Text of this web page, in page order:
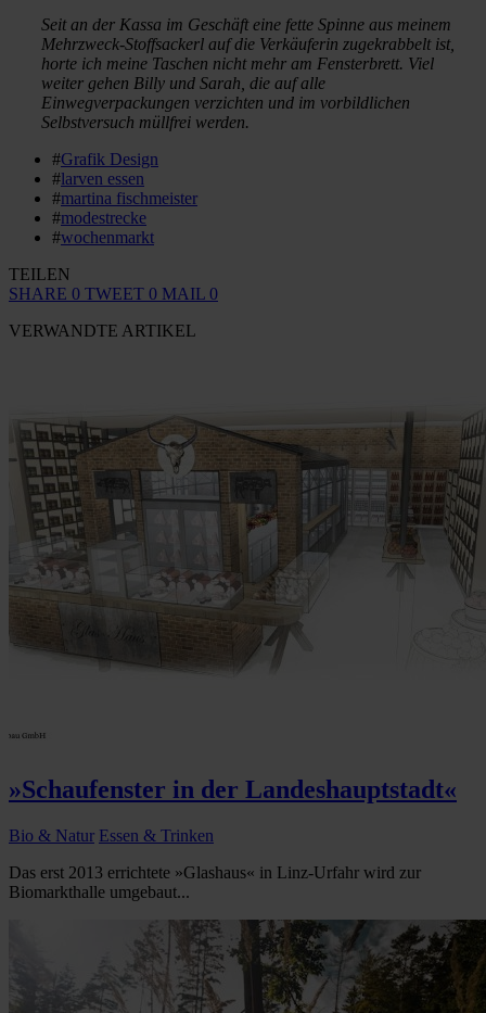
Seit an der Kassa im Geschäft eine fette Spinne aus meinem
Mehrzweck-Stoffsackerl auf die Verkäuferin zugekrabbelt ist,
horte ich meine Taschen nicht mehr am Fensterbrett. Viel
weiter gehen Billy und Sarah, die auf alle
Einwegverpackungen verzichten und im vorbildlichen
Selbstversuch müllfrei werden.
#Grafik Design
#larven essen
#martina fischmeister
#modestrecke
#wochenmarkt
TEILEN
SHARE 0 TWEET 0 MAIL 0
VERWANDTE ARTIKEL
»Schaufenster in der Landeshauptstadt«
Bio & Natur Essen & Trinken
Das erst 2013 errichtete »Glashaus« in Linz-Urfahr wird zur
Biomarkthalle umgebaut...